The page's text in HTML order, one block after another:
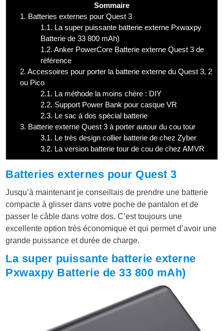
Sommaire
1. Batteries externes pour Quest 3
1.1. La super puissante batterie externe Pxwaxpy
Batterie de 33 800 mAh)
1.2. Anker PowerCore Batterie externe Quest 3 de
référence
2. Accessoires pour porter la batterie externe du Quest 3, 2
ou Pico
2.1. La méthode la moins chère : DIY
2.2. Support Power Bank pour casque VR
2.3. Le sac à dos spécial batterie
3. Batterie externe Quest 3 à porter autour du cou tour
3.1. Le très design collier batterie de chez Zyber
3.2. La version batterie tour de cou de chez AMVR
Batteries externes pour Quest 3
Jusqu’à maintenant je conseillais de prendre une batterie
compacte à glisser dans votre poche de pantalon et de
passer le câble dans votre dos. C’est toujours une
excellente option très économique et qui permet d’avoir une
grande puissance et durée de charge.
La super puissante batterie externe
Pxwaxpy Batterie de 33 800 mAh)